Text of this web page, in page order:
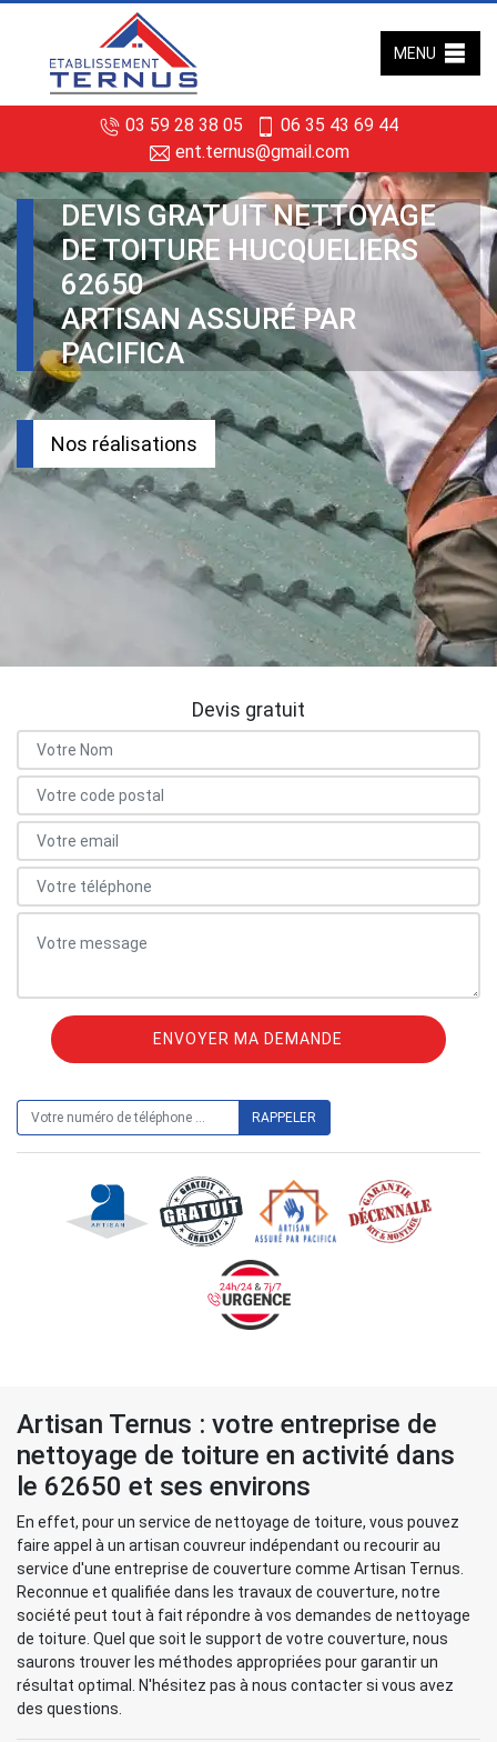
03 59 28 38 05
06 35 43 69 44
ent.ternus@gmail.com
MENU
DEVIS GRATUIT NETTOYAGE
DE TOITURE HUCQUELIERS
62650
ARTISAN ASSURÉ PAR
PACIFICA
Nos réalisations
Devis gratuit
Artisan Ternus : votre entreprise de
nettoyage de toiture en activité dans
le 62650 et ses environs
En effet, pour un service de nettoyage de toiture, vous pouvez
faire appel à un artisan couvreur indépendant ou recourir au
service d'une entreprise de couverture comme Artisan Ternus.
Reconnue et qualifiée dans les travaux de couverture, notre
société peut tout à fait répondre à vos demandes de nettoyage
de toiture. Quel que soit le support de votre couverture, nous
saurons trouver les méthodes appropriées pour garantir un
résultat optimal. N'hésitez pas à nous contacter si vous avez
des questions.